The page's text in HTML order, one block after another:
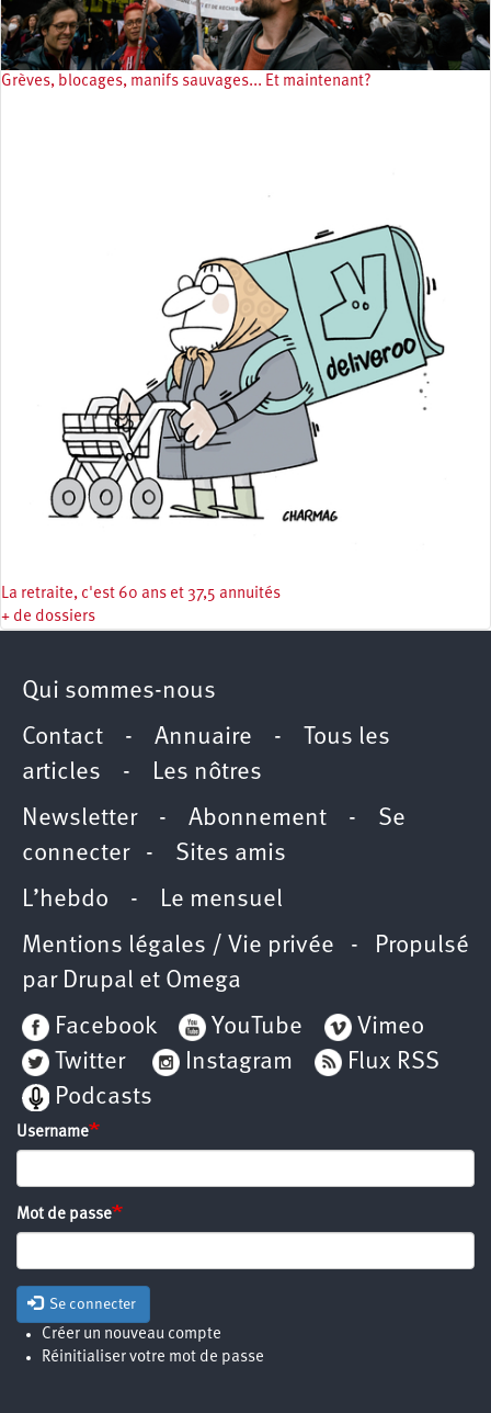
Grèves, blocages, manifs sauvages... Et maintenant?
La retraite, c'est 60 ans et 37,5 annuités
+ de dossiers
Qui sommes-nous
Contact - Annuaire -
Tous les
articles - Les nôtres
Newsletter- Abonnement - Se
connecter- Sites amis
L’hebdo - Le mensuel
Mentions légales / Vie privée - Propulsé
par Drupal et Omega
Facebook
YouTube
Vimeo
Twitter
Instagram
Flux RSS
Podcasts
Username
Mot de passe
Se connecter
Créer un nouveau compte
Réinitialiser votre mot de passe